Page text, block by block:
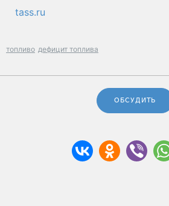
tass.ru
топливо дефицит топлива
ОБСУДИТЬ